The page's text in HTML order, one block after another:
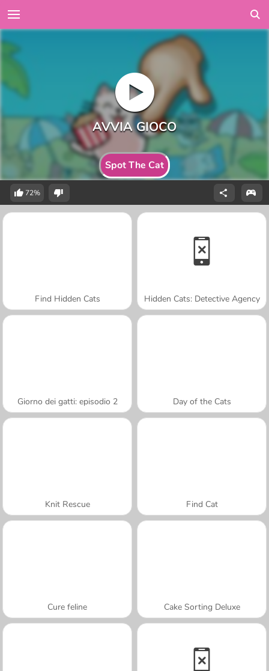
Spot The Cat
72%
Find Hidden Cats Hidden Cats: Detective Agency
Giorno dei gatti: episodio 2 Day of the Cats
Knit Rescue Find Cat
Cure feline Cake Sorting Deluxe